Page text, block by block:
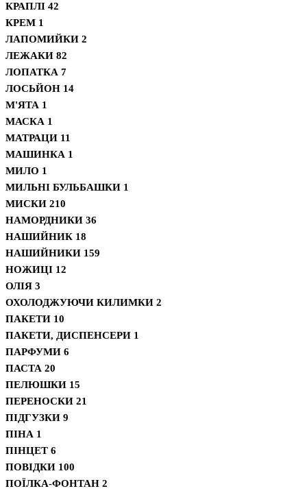
КРАПЛІ 42
КРЕМ 1
ЛАПОМИЙКИ 2
ЛЕЖАКИ 82
ЛОПАТКА 7
ЛОСЬЙОН 14
М'ЯТА 1
МАСКА 1
МАТРАЦИ 11
МАШИНКА 1
МИЛО 1
МИЛЬНІ БУЛЬБАШКИ 1
МИСКИ 210
НАМОРДНИКИ 36
НАШИЙНИК 18
НАШИЙНИКИ 159
НОЖИЦІ 12
ОЛІЯ 3
ОХОЛОДЖУЮЧИ КИЛИМКИ 2
ПАКЕТИ 10
ПАКЕТИ, ДИСПЕНСЕРИ 1
ПАРФУМИ 6
ПАСТА 20
ПЕЛЮШКИ 15
ПЕРЕНОСКИ 21
ПІДГУЗКИ 9
ПІНА 1
ПІНЦЕТ 6
ПОВІДКИ 100
ПОЇЛКА-ФОНТАН 2